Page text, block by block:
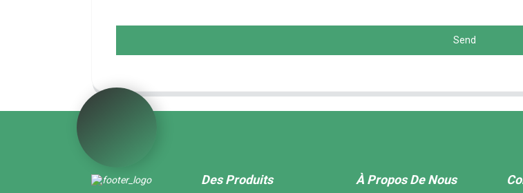
Send
Des Produits À Propos De Nous